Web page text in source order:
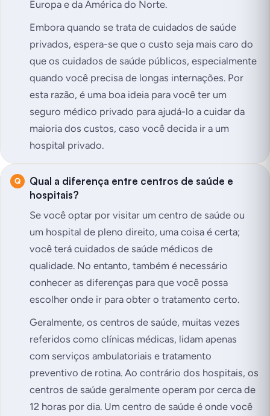
Europa e da América do Norte.
Embora quando se trata de cuidados de saúde
privados, espera-se que o custo seja mais caro do
que os cuidados de saúde públicos, especialmente
quando você precisa de longas internações. Por
esta razão, é uma boa ideia para você ter um
seguro médico privado para ajudá-lo a cuidar da
maioria dos custos, caso você decida ir a um
hospital privado.
Qual a diferença entre centros de saúde e
hospitais?
Se você optar por visitar um centro de saúde ou
um hospital de pleno direito, uma coisa é certa;
você terá cuidados de saúde médicos de
qualidade. No entanto, também é necessário
conhecer as diferenças para que você possa
escolher onde ir para obter o tratamento certo.
Geralmente, os centros de saúde, muitas vezes
referidos como clínicas médicas, lidam apenas
com serviços ambulatoriais e tratamento
preventivo de rotina. Ao contrário dos hospitais, os
centros de saúde geralmente operam por cerca de
12 horas por dia. Um centro de saúde é onde você